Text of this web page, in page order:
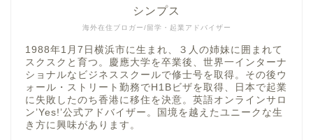
海外在住ブロガー/留学・起業アドバイザー
シンプス
1988年1月7日横浜市に生まれ、３人の姉妹に囲まれて
スクスクと育つ。慶應大学を卒業後、世界一インターナ
ショナルなビジネススクールで修士号を取得。その後ウ
ォール・ストリート勤務でH1Bビザを取得、日本で起業
に失敗したのち香港に移住を決意。英語オンラインサロ
ン’Yes!’公式アドバイザー。国境を越えたユニークな生
き方に興味があります。